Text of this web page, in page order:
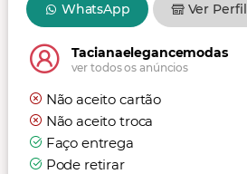
WhatsApp Ver Perfil
Tacianaelegancemodas
ver todos os anúncios
Não aceito cartão
Não aceito troca
Faço entrega
Pode retirar